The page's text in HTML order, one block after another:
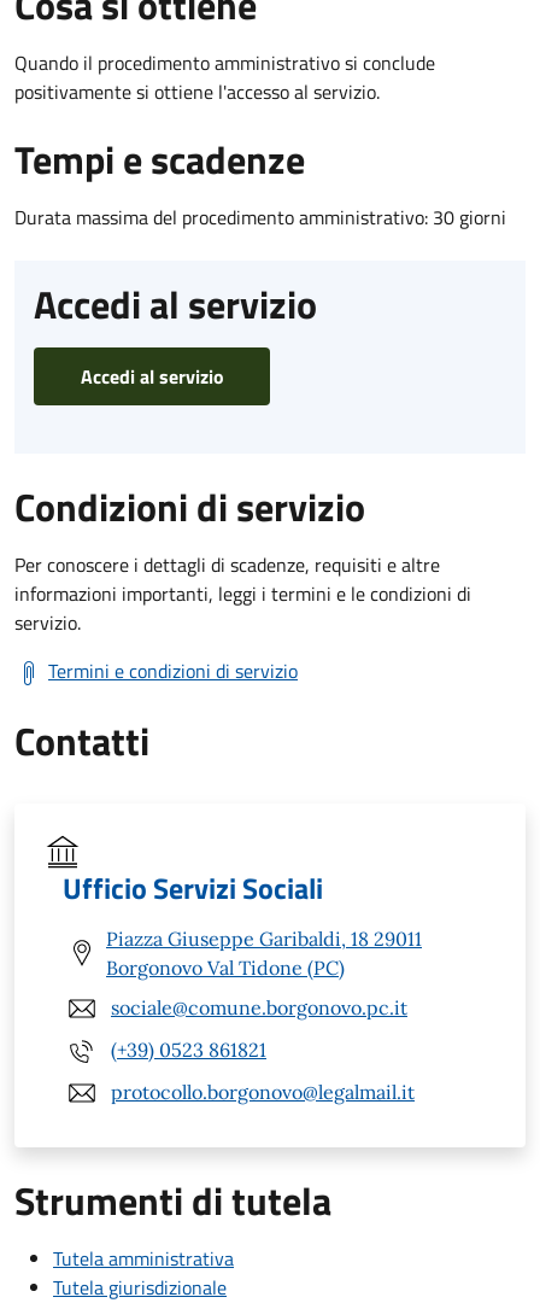
Quando il procedimento amministrativo si conclude
positivamente si ottiene l'accesso al servizio.
Tempi e scadenze
Durata massima del procedimento amministrativo: 30 giorni
Accedi al servizio
Accedi al servizio
Condizioni di servizio
Per conoscere i dettagli di scadenze, requisiti e altre
informazioni importanti, leggi i termini e le condizioni di
servizio.
Termini e condizioni di servizio
Contatti
Ufficio Servizi Sociali
Piazza Giuseppe Garibaldi, 18 29011
Borgonovo Val Tidone (PC)
sociale@comune.borgonovo.pc.it
(+39) 0523 861821
protocollo.borgonovo@legalmail.it
Strumenti di tutela
Tutela amministrativa
Tutela giurisdizionale